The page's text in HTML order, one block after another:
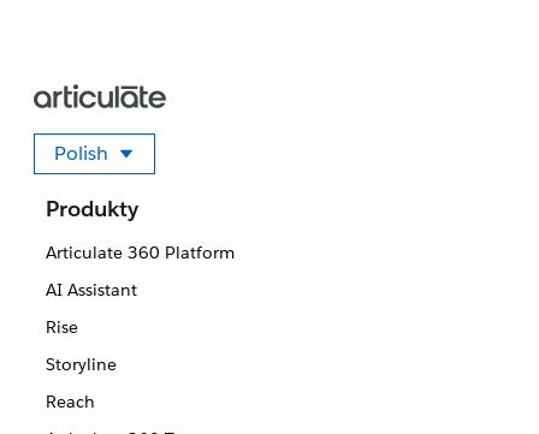
Polish
Wybierz swój język
Produkty
Articulate 360 Platform
AI Assistant
Rise
Storyline
Reach